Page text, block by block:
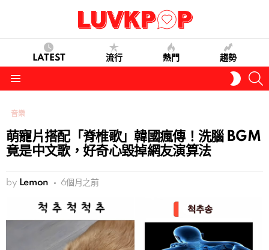
LATEST 流行 熱門 趨勢
SKIN
音樂
萌寵片搭配「脊椎歌」韓國瘋傳！洗腦 BGM
竟是中文歌，好奇心毀掉網友演算法
by Lemon 6個月之前